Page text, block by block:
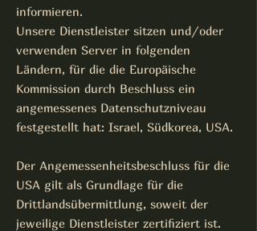
informieren.
Unsere Dienstleister sitzen und/oder
verwenden Server in folgenden
Ländern, für die die Europäische
Kommission durch Beschluss ein
angemessenes Datenschutzniveau
festgestellt hat: Israel, Südkorea, USA.
Der Angemessenheitsbeschluss für die
USA gilt als Grundlage für die
Drittlandsübermittlung, soweit der
jeweilige Dienstleister zertifiziert ist.